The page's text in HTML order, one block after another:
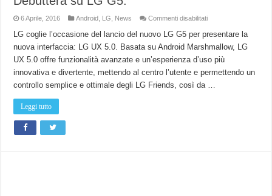
6 Aprile, 2016 Android LG News Commenti disabilitatisu
presenta
nuova
UX5.0.
Debutterà
su
LG coglie l’occasione del lancio del nuovo LG G5 per presentare la
nuova interfaccia: LG UX 5.0. Basata su Android Marshmallow, LG
UX 5.0 offre funzionalità avanzate e un’esperienza d’uso più
innovativa e divertente, mettendo al centro l’utente e permettendo un
controllo semplice e ottimale degli LG Friends, così da …
Leggi tutto